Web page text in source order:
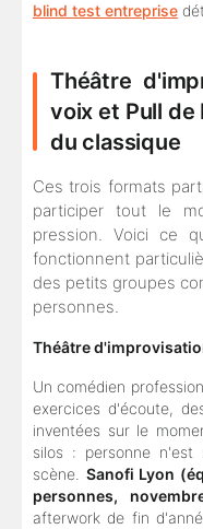
blind test entreprise
Théâtre
voix et Pull
du classique
Ces trois formats
participer tout le
pression. Voici ce
fonctionnent
des petits groupes
personnes.
Théâtre
Un comédien
exercices d'écoute,
inventées sur le
silos : personne
scène. Sanofi Lyon
personnes,
afterwork de fin